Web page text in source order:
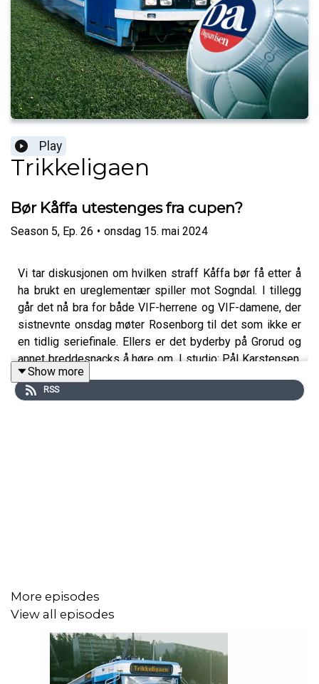
Play
Trikkeligaen
Bør Kåffa utestenges fra cupen?
Season 5, Ep. 26 • onsdag 15. mai 2024
Vi tar diskusjonen om hvilken straff Kåffa bør få etter å
ha brukt en ureglementær spiller mot Sogndal. I tillegg
går det nå bra for både VIF-herrene og VIF-damene, der
sistnevnte onsdag møter Rosenborg til det som ikke er
en tidlig seriefinale. Ellers er det byderby på Grorud og
annet breddesnacks å høre om. I studio: Pål Karstensen,
Reidar Sollie og Jonas Bucher.
Show more
RSS
More episodes
View all episodes